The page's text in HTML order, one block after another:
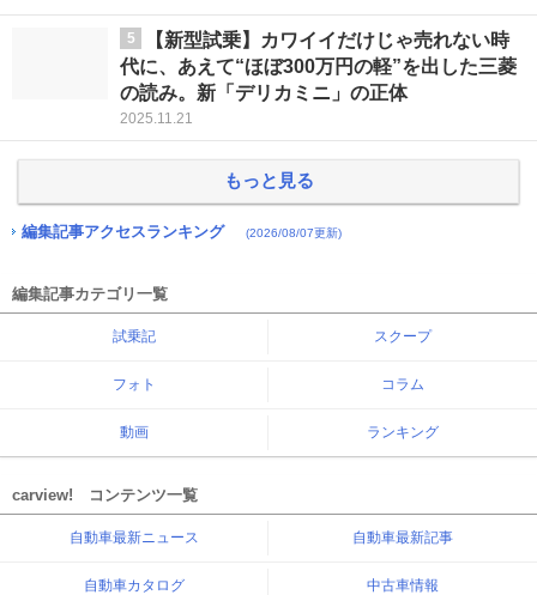
5
【新型試乗】カワイイだけじゃ売れない時
代に、あえて“ほぼ300万円の軽”を出した三菱
の読み。新「デリカミニ」の正体
2025.11.21
もっと見る
編集記事アクセスランキング (2026/08/07更新)
編集記事カテゴリ一覧
試乗記 スクープ
フォト コラム
動画 ランキング
carview! コンテンツ一覧
自動車最新ニュース 自動車最新記事
自動車カタログ 中古車情報